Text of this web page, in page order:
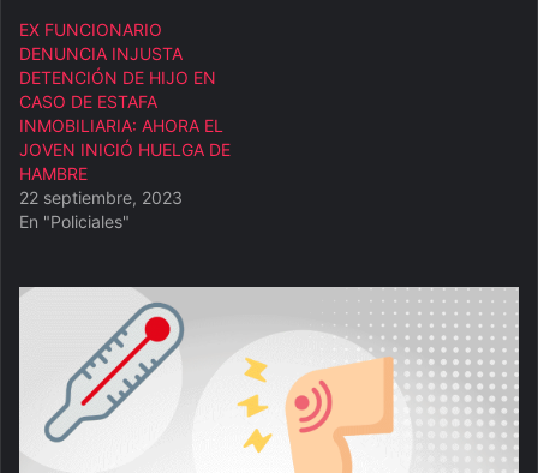
EX FUNCIONARIO
DENUNCIA INJUSTA
DETENCIÓN DE HIJO EN
CASO DE ESTAFA
INMOBILIARIA: AHORA EL
JOVEN INICIÓ HUELGA DE
HAMBRE
22 septiembre, 2023
En "Policiales"